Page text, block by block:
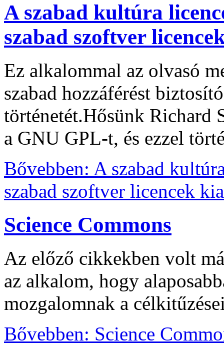
A szabad kultúra
szabad szoftver
Ez alkalommal az olvasó
szabad hozzáférést
történetét.Hősünk Richard
a GNU GPL-t, és ezzel
Bővebben: A szabad
szabad szoftver licencek
Science Commons
Az előző cikkekben volt
az alkalom, hogy
mozgalomnak a
Bővebben: Science